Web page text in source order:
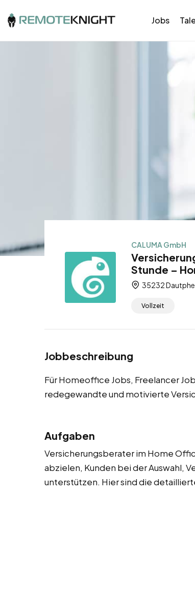
Jobs
CALUMA GmbH
Stunde –
35232
Vollzeit
Jobbeschreibung
Für Homeoffice Jobs, Freelancer
redegewandte und motivierte
Aufgaben
Versicherungsberater im Home
abzielen, Kunden bei der Auswahl,
unterstützen. Hier sind die